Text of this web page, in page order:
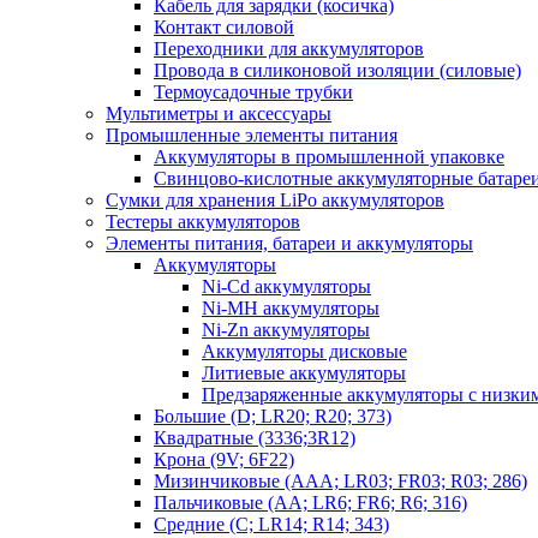
Кабель для зарядки (косичка)
Контакт силовой
Переходники для аккумуляторов
Провода в силиконовой изоляции (силовые)
Термоусадочные трубки
Мультиметры и аксессуары
Промышленные элементы питания
Аккумуляторы в промышленной упаковке
Свинцово-кислотные аккумуляторные
Сумки для хранения LiPo аккумуляторов
Тестеры аккумуляторов
Элементы питания, батареи и аккумуляторы
Аккумуляторы
Ni-Cd аккумуляторы
Ni-MH аккумуляторы
Ni-Zn аккумуляторы
Аккумуляторы дисковые
Литиевые аккумуляторы
Предзаряженные аккумуляторы с
Большие (D; LR20; R20; 373)
Квадратные (3336;3R12)
Крона (9V; 6F22)
Мизинчиковые (AAA; LR03; FR03; R03; 286)
Пальчиковые (AA; LR6; FR6; R6; 316)
Средние (C; LR14; R14; 343)